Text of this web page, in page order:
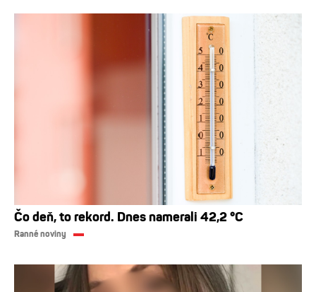
Čo deň, to rekord. Dnes namerali 42,2 °C
Ranné noviny